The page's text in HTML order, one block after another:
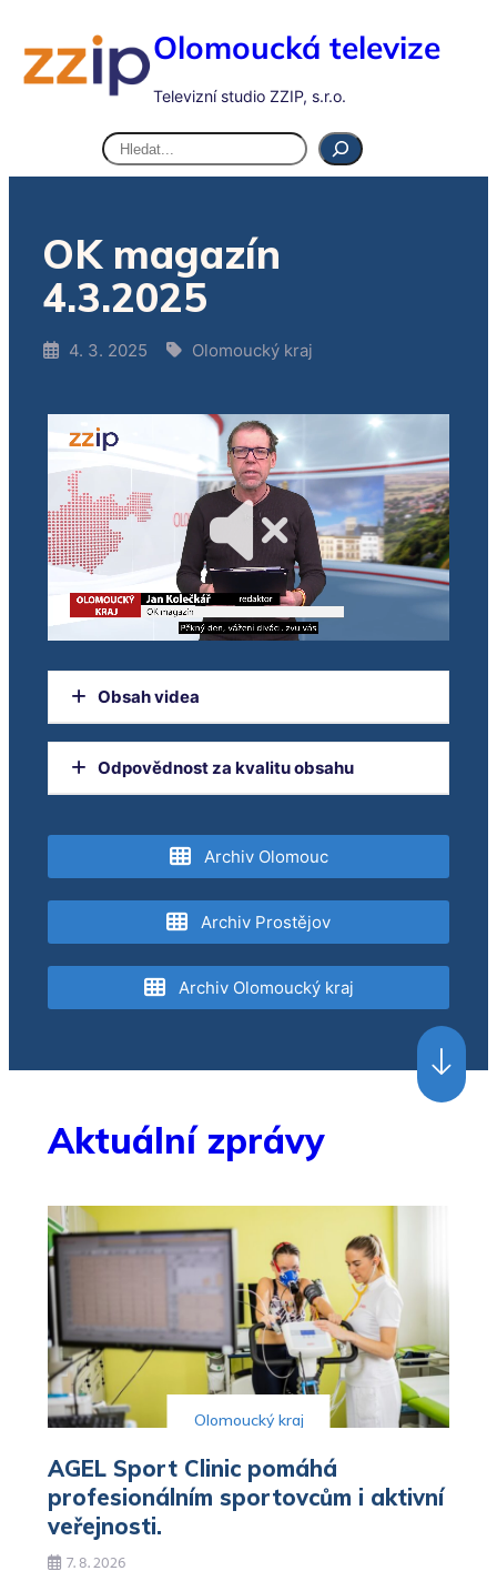
Olomoucká televize
Televizní studio ZZIP, s.r.o.
Hledat
OK magazín
4.3.2025
4. 3. 2025 Olomoucký kraj
Obsah videa
Hlasujte pro nejlepší stavbu roku kraje
Odpovědnost za kvalitu obsahu
televizního vysílání je Rada pro rozhlasové a
televizní vysílání.
Archiv Olomouc
Archiv Prostějov
Archiv Olomoucký kraj
Aktuální zprávy
Olomoucký kraj
AGEL Sport Clinic pomáhá
profesionálním sportovcům i aktivní
veřejnosti.
7. 8. 2026